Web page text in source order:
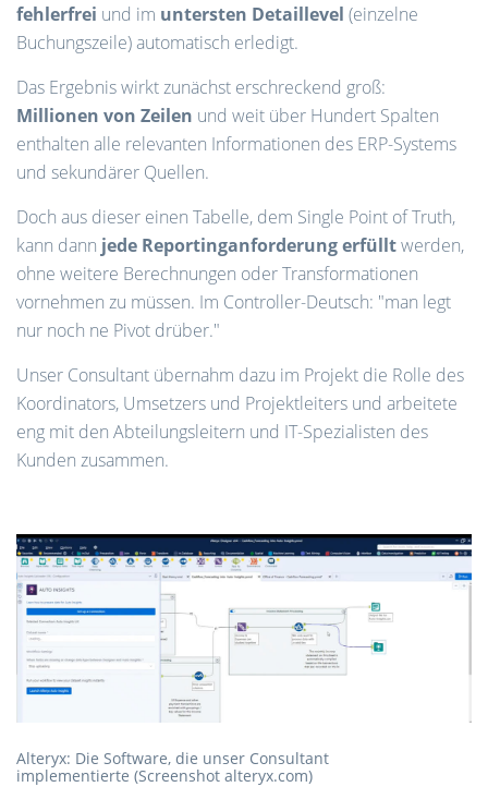
fehlerfrei und im untersten Detaillevel (einzelne
Buchungszeile) automatisch erledigt.
Das Ergebnis wirkt zunächst erschreckend groß:
Millionen von Zeilen und weit über Hundert Spalten
enthalten alle relevanten Informationen des ERP-Systems
und sekundärer Quellen.
Doch aus dieser einen Tabelle, dem Single Point of Truth,
kann dann jede Reportinganforderung erfülltwerden,
ohne weitere Berechnungen oder Transformationen
vornehmen zu müssen. Im Controller-Deutsch: "man legt
nur noch ne Pivot drüber."
Unser Consultant übernahm dazu im Projekt die Rolle des
Koordinators, Umsetzers und Projektleiters und arbeitete
eng mit den Abteilungsleitern und IT-Spezialisten des
Kunden zusammen.
Alteryx: Die Software, die unser Consultant
implementierte (Screenshot alteryx.com)